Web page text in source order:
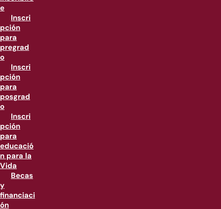
e
Inscri
pción
para
pregrad
o
Inscri
pción
para
posgrad
o
Inscri
pción
para
educació
n para la
Vida
Becas
y
financiaci
ón